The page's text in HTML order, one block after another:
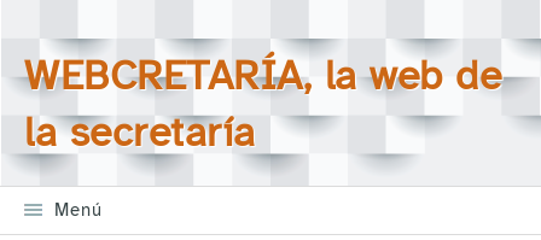
Saltar la navegación
Buscar en todas las
páginas
WEBCRETARÍA, la web de
la secretaría
Menú